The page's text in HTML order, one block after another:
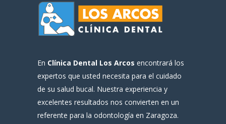
En Clínica Dental Los Arcos encontrará los
expertos que usted necesita para el cuidado
de su salud bucal. Nuestra experiencia y
excelentes resultados nos convierten en un
referente para la odontología en Zaragoza.